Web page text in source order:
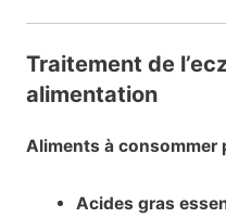
Traitement de
alimentation
Aliments à consommer
Acides gras